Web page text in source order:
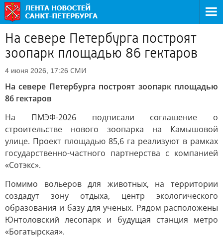
На севере Петербурга построят
зоопарк площадью 86 гектаров
4 июня 2026, 17:26 СМИ
На севере Петербурга построят зоопарк площадью
86 гектаров
На ПМЭФ-2026 подписали соглашение о
строительстве нового зоопарка на Камышовой
улице. Проект площадью 85,6 га реализуют в рамках
государственно-частного партнерства с компанией
«Сотэкс».
Помимо вольеров для животных, на территории
создадут зону отдыха, центр экологического
образования и базу для ученых. Рядом расположены
Юнтоловский лесопарк и будущая станция метро
«Богатырская».